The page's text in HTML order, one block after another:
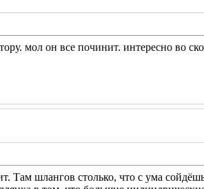
мол он все починит. интересно во
Там шлангов столько, что с ума